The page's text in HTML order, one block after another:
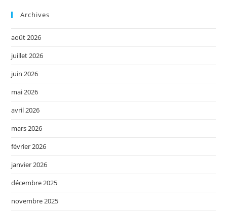
Archives
août 2026
juillet 2026
juin 2026
mai 2026
avril 2026
mars 2026
février 2026
janvier 2026
décembre 2025
novembre 2025